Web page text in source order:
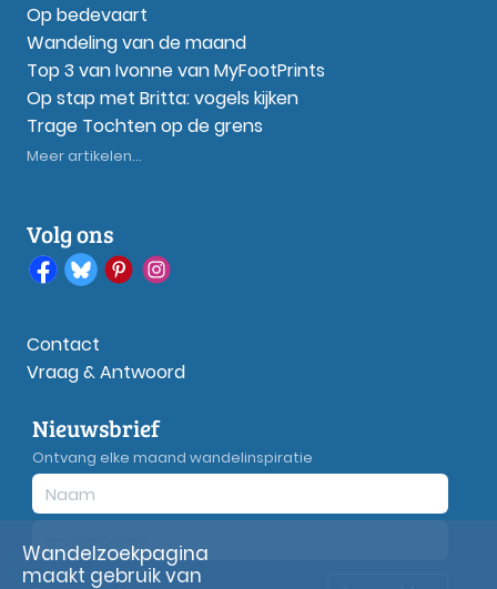
Op bedevaart
Wandeling van de maand
Top 3 van Ivonne van MyFootPrints
Op stap met Britta: vogels kijken
Trage Tochten op de grens
Meer artikelen...
Volg ons
Contact
Vraag & Antwoord
Nieuwsbrief
Ontvang elke maand wandelinspiratie
Wandelzoekpagina
maakt gebruik van